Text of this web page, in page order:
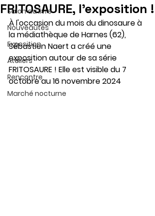
Salon du livre
Nouveautés
Exposition
Ateliers
Rencontre
Marché nocturne
FRITOSAURE, l'exposition !
À l'occasion du mois du dinosaure à
la médiathèque de Harnes (62),
Sébastien Naert a créé une
exposition autour de sa série
FRITOSAURE ! Elle est visible du 7
octobre au 16 novembre 2024